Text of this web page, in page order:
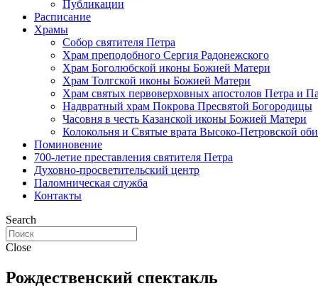
Публикации
Расписание
Храмы
Собор святителя Петра
Храм преподобного Сергия Радонежского
Храм Боголюбской иконы Божией Матери
Храм Толгской иконы Божией Матери
Храм святых первоверховных апостолов Петра и
Надвратный храм Покрова Пресвятой Богородицы
Часовня в честь Казанской иконы Божией Матери
Колокольня и Святые врата Высоко-Петровской
Поминовение
700-летие преставления святителя Петра
Духовно-просветительский центр
Паломническая служба
Контакты
Search
Close
Рождественский спектакль